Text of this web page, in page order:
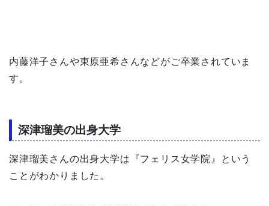
内藤洋子さんや東原亜希さんなどがご卒業されていま
す。
深津瑠美の出身大学
深津瑠美さんの出身大学は『フェリス女学院』という
ことがわかりました。